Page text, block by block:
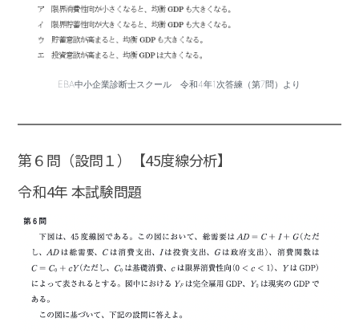
EBA中小企業診断士スクール 令和4年1次答練（第7問）より
第６問（設問１）【45度線分析】
令和4年 本試験問題